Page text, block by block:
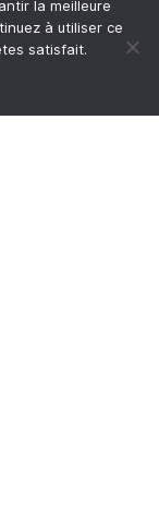
la meilleure
à utiliser ce
satisfait.